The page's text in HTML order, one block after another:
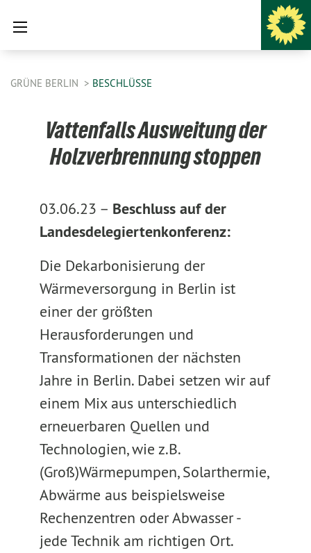
GRÜNE BERLIN BESCHLÜSSE
Vattenfalls Ausweitung der
Holzverbrennung stoppen
03.06.23 – Beschluss auf der
Landesdelegiertenkonferenz:
Die Dekarbonisierung der
Wärmeversorgung in Berlin ist
einer der größten
Herausforderungen und
Transformationen der nächsten
Jahre in Berlin. Dabei setzen wir auf
einem Mix aus unterschiedlich
erneuerbaren Quellen und
Technologien, wie z.B.
(Groß)Wärmepumpen, Solarthermie,
Abwärme aus beispielsweise
Rechenzentren oder Abwasser -
jede Technik am richtigen Ort.